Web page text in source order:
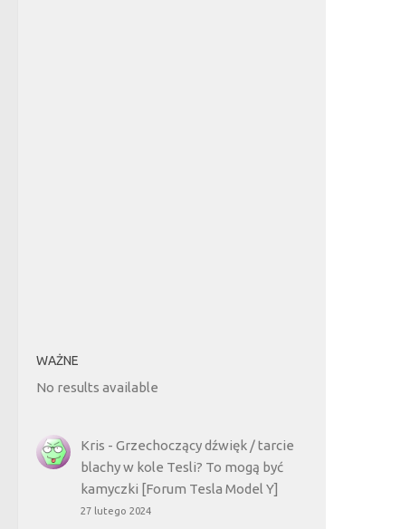
WAŻNE
No results available
Kris - Grzechoczący dźwięk / tarcie
blachy w kole Tesli? To mogą być
kamyczki [Forum Tesla Model Y]
27 lutego 2024